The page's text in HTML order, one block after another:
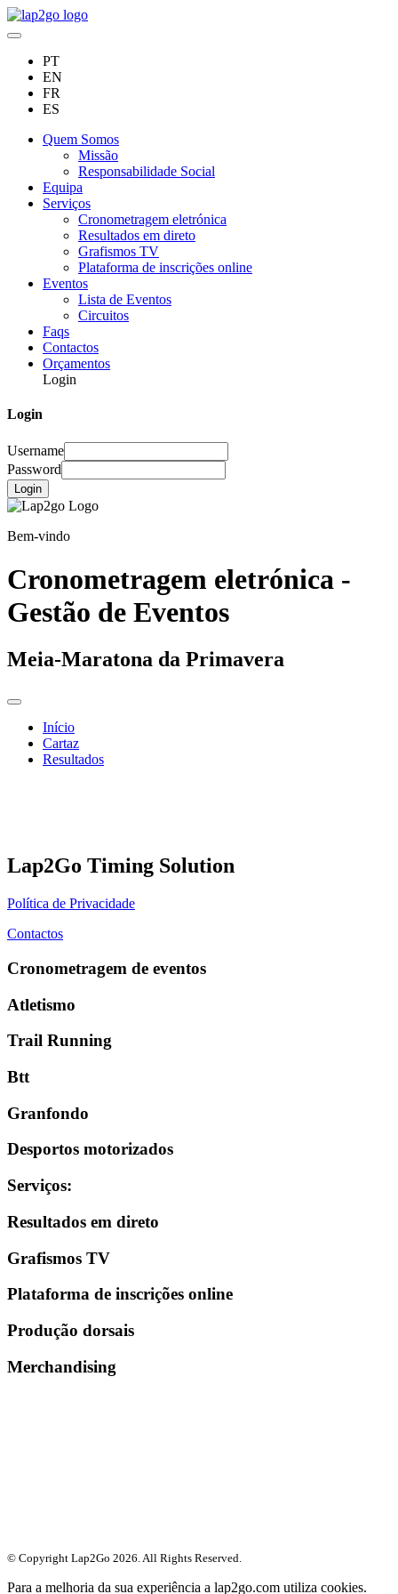
PT
EN
FR
ES
Quem Somos
Missão
Responsabilidade Social
Equipa
Serviços
Cronometragem eletrónica
Resultados em direto
Grafismos TV
Plataforma de inscrições online
Eventos
Lista de Eventos
Circuitos
Faqs
Contactos
Orçamentos
Login
Login
Username
Password
Login
Bem-vindo
Cronometragem eletrónica -
Gestão de Eventos
Meia-Maratona da Primavera
Início
Cartaz
Resultados
Lap2Go Timing Solution
Política de Privacidade
Contactos
Cronometragem de eventos
Atletismo
Trail Running
Btt
Granfondo
Desportos motorizados
Serviços:
Resultados em direto
Grafismos TV
Plataforma de inscrições online
Produção dorsais
Merchandising
© Copyright Lap2Go 2026. All Rights Reserved.
Para a melhoria da sua experiência a lap2go.com utiliza cookies.